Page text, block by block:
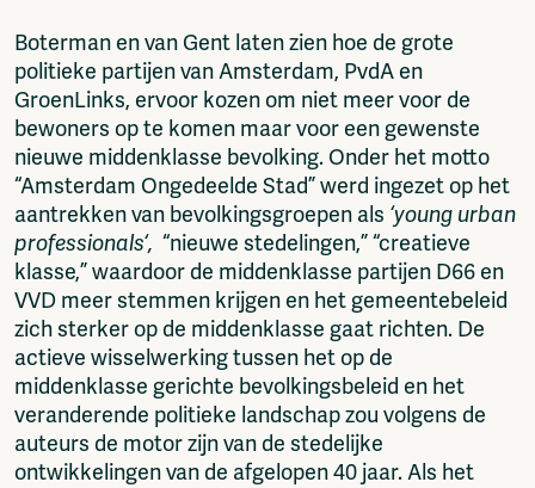
Boterman en van Gent laten zien hoe de grote
politieke partijen van Amsterdam, PvdA en
GroenLinks, ervoor kozen om niet meer voor de
bewoners op te komen maar voor een gewenste
nieuwe middenklasse bevolking. Onder het motto
“Amsterdam Ongedeelde Stad” werd ingezet op het
aantrekken van bevolkingsgroepen als ‘young urban
professionals‘, “nieuwe stedelingen,” “creatieve
klasse,” waardoor de middenklasse partijen D66 en
VVD meer stemmen krijgen en het gemeentebeleid
zich sterker op de middenklasse gaat richten. De
actieve wisselwerking tussen het op de
middenklasse gerichte bevolkingsbeleid en het
veranderende politieke landschap zou volgens de
auteurs de motor zijn van de stedelijke
ontwikkelingen van de afgelopen 40 jaar. Als het